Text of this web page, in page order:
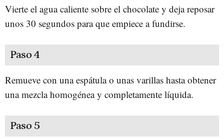
Vierte el agua caliente sobre el chocolate y deja reposar
unos 30 segundos para que empiece a fundirse.
Paso 4
Remueve con una espátula o unas varillas hasta obtener
una mezcla homogénea y completamente líquida.
Paso 5